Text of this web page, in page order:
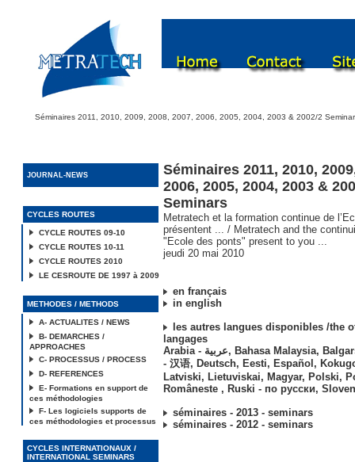
Séminaires 2011, 2010, 2009, 2008, 2007, 2006, 2005, 2004, 2003 & 2002/2
JOURNAL-NEWS
CYCLES ROUTES
CYCLE ROUTES 09-10
CYCLE ROUTES 10-11
CYCLE ROUTES 2010
LE CESROUTE DE 1997 à 2009
METHODES / METHODS
A- ACTUALITES / NEWS
B- DEMARCHES /
APPROACHES
C- PROCESSUS / PROCESS
D- REFERENCES
E- Formations en support de
ces méthodologies
F- Les logiciels supports de
ces méthodologies et processus
CYCLES INTERNATIONAUX /
INTERNATIONAL SEMINARS
Séminaires 2011, 2010,
2006, 2005, 2004, 2003 &
Seminars
Metratech et la formation continue de
présentent ... / Metratech and the
"Ecole des ponts" present to you ...
jeudi 20 mai 2010
en français
in english
les autres langues disponibles /the
langages
Arabia - عربية, Bahasa Malaysia,
- 汉语, Deutsch, Eesti, Español ,
Latviski, Lietuviskai, Magyar, Polski,
Româneste , Ruski - по русски,
séminaires - 2013 - seminars
séminaires - 2012 - seminars